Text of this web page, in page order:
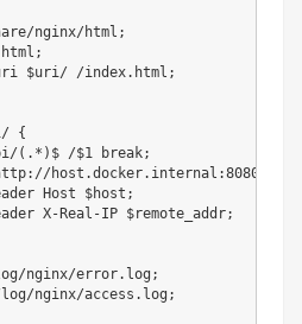
nginx/html;
$uri/ /index.html;
{
(.
*)$ /$1 break;
: //host.docker.internal :8080;
Host $host;
X
- Real -IP $remote_addr;
nginx/error.log;